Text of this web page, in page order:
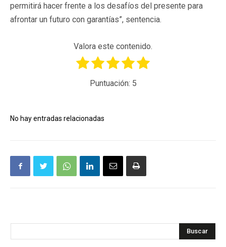
permitirá hacer frente a los desafíos del presente para
afrontar un futuro con garantías”, sentencia.
Valora este contenido.
Puntuación: 5
No hay entradas relacionadas
Buscar